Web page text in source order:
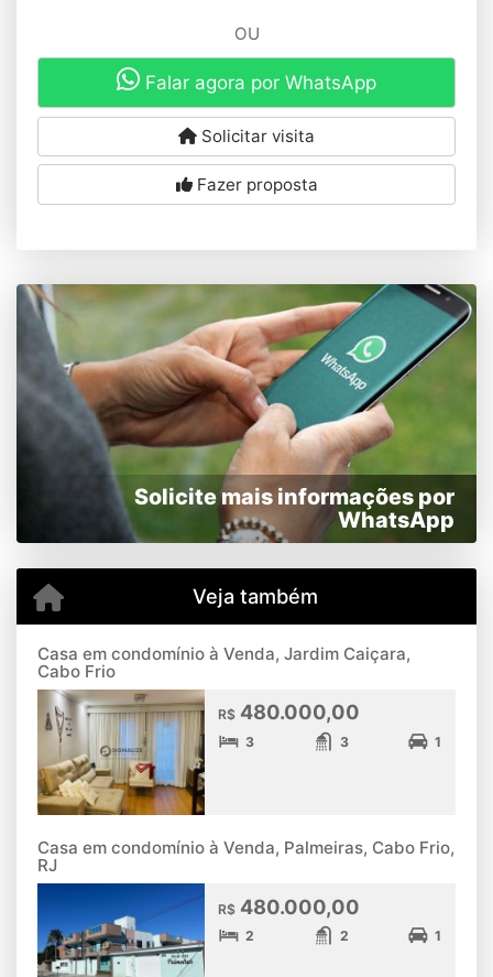
OU
Falar agora por WhatsApp
Solicitar visita
Fazer proposta
Solicite mais informações por
WhatsApp
Veja também
Casa em condomínio à Venda, Jardim Caiçara,
Cabo Frio
R$ 480.000,00
3 3 1
Casa em condomínio à Venda, Palmeiras, Cabo Frio,
RJ
R$ 480.000,00
2 2 1